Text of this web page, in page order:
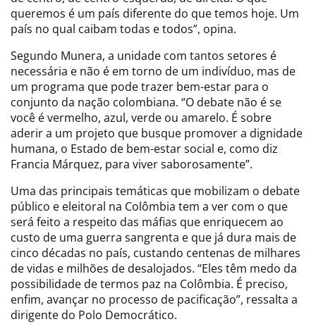
queremos é um país diferente do que temos hoje. Um
país no qual caibam todas e todos”, opina.
Segundo Munera, a unidade com tantos setores é
necessária e não é em torno de um indivíduo, mas de
um programa que pode trazer bem-estar para o
conjunto da nação colombiana. “O debate não é se
você é vermelho, azul, verde ou amarelo. É sobre
aderir a um projeto que busque promover a dignidade
humana, o Estado de bem-estar social e, como diz
Francia Márquez, para viver saborosamente”.
Uma das principais temáticas que mobilizam o debate
público e eleitoral na Colômbia tem a ver com o que
será feito a respeito das máfias que enriquecem ao
custo de uma guerra sangrenta e que já dura mais de
cinco décadas no país, custando centenas de milhares
de vidas e milhões de desalojados. “Eles têm medo da
possibilidade de termos paz na Colômbia. É preciso,
enfim, avançar no processo de pacificação”, ressalta a
dirigente do Polo Democrático.